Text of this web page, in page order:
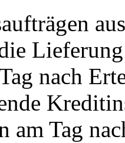
nach
am Tag